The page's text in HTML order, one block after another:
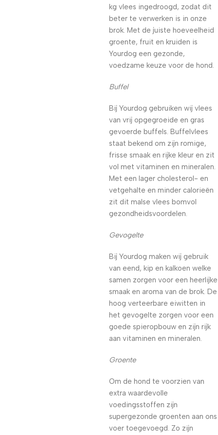
kg vlees ingedroogd, zodat dit
beter te verwerken is in onze
brok. Met de juiste hoeveelheid
groente, fruit en kruiden is
Yourdog een gezonde,
voedzame keuze voor de hond.
Buffel
Bij Yourdog gebruiken wij vlees
van vrij opgegroeide en gras
gevoerde buffels. Buffelvlees
staat bekend om zijn romige,
frisse smaak en rijke kleur en zit
vol met vitaminen en mineralen.
Met een lager cholesterol- en
vetgehalte en minder calorieën
zit dit malse vlees bomvol
gezondheidsvoordelen.
Gevogelte
Bij Yourdog maken wij gebruik
van eend, kip en kalkoen welke
samen zorgen voor een heerlijke
smaak en aroma van de brok. De
hoog verteerbare eiwitten in
het gevogelte zorgen voor een
goede spieropbouw en zijn rijk
aan vitaminen en mineralen.
Groente
Om de hond te voorzien van
extra waardevolle
voedingsstoffen zijn
supergezonde groenten aan ons
voer toegevoegd. Zo zijn